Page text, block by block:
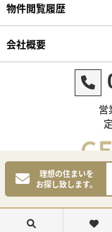
理想の住まいを
お探し致します。
物件閲覧履歴
会社概要
営
©セ